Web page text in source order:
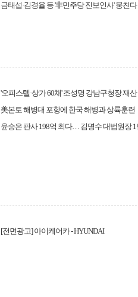
금태섭·김경율 등 '非민주당 진보인사' 뭉친다
'오피스텔·상가 60채' 조성명 강남구청장 재산
美본토 해병대 포항에 한국 해병과 상륙훈련
윤승은 판사 198억 최다… 김명수 대법원장 1
[전면광고] 아이케어카 - HYUNDAI